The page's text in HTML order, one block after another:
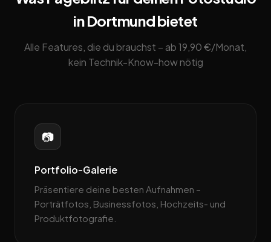
in Dortmund bietet
Alle Features, die du brauchst – ab 19,90 €/Monat,
kein Technik-Know-how nötig
📷
Portfolio-Galerie
Präsentiere deine besten Aufnahmen –
Porträtfotos, Businessfotos, Hochzeits- und
Produktfotografie.